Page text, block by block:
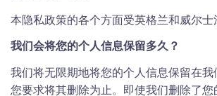
本隐私政策的各个方面受英格兰和威尔士
我们会将您的个人信息保留多久？
我们将无限期地将您的个人信息保留在我
您要求将其删除为止。即使我们删除了